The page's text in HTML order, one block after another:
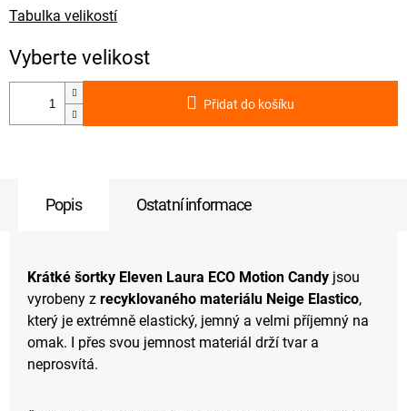
Tabulka velikostí
Přidat do košíku
Popis Ostatní informace
Krátké šortky Eleven Laura ECO Motion Candy jsou
vyrobeny z recyklovaného materiálu Neige Elastico,
který je extrémně elastický, jemný a velmi příjemný na
omak. I přes svou jemnost materiál drží tvar a
neprosvítá.